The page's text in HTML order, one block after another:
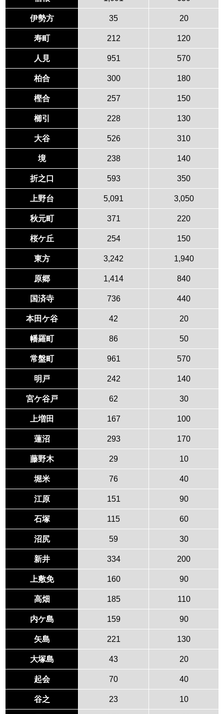
伊勢方 35 20
寿町 212 120
人見 951 570
柏合 300 180
樫合 257 150
櫛引 228 130
大谷 526 310
境 238 140
折之口 593 350
上野台 5,091 3,050
秋元町 371 220
桜ケ丘 254 150
東方 3,242 1,940
原郷 1,414 840
国済寺 736 440
本田ケ谷 42 20
幡羅町 86 50
常盤町 961 570
明戸 242 140
宮ケ谷戸 62 30
上増田 167 100
蓮沼 293 170
藤野木 29 10
堀米 76 40
江原 151 90
石塚 115 60
沼尻 59 30
新井 334 200
上敷免 160 90
高畑 185 110
内ケ島 159 90
矢島 221 130
大塚島 43 20
起会 70 40
谷之 23 10